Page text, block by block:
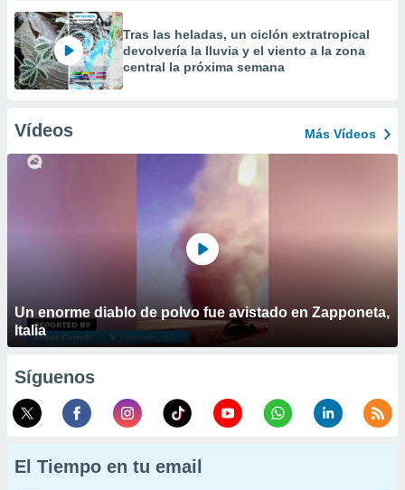
Tras las heladas, un ciclón extratropical
devolvería la lluvia y el viento a la zona
central la próxima semana
Vídeos Más Vídeos
Un enorme diablo de polvo fue avistado en Zapponeta,
Italia
Síguenos
El Tiempo en tu email